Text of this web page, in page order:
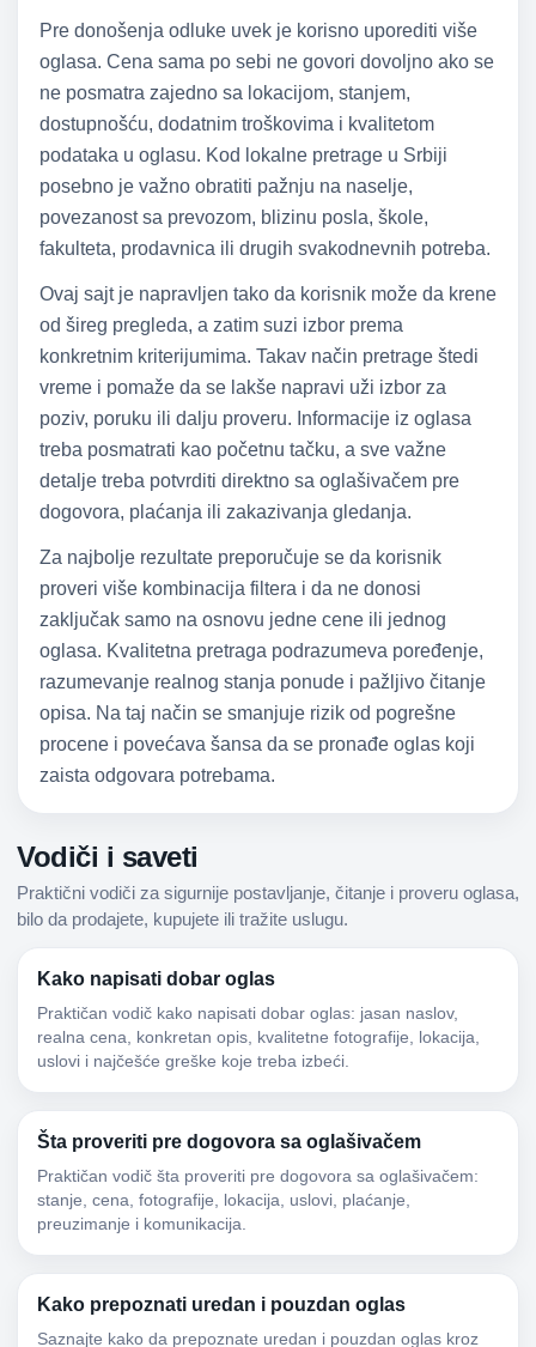
Pre donošenja odluke uvek je korisno uporediti više
oglasa. Cena sama po sebi ne govori dovoljno ako se
ne posmatra zajedno sa lokacijom, stanjem,
dostupnošću, dodatnim troškovima i kvalitetom
podataka u oglasu. Kod lokalne pretrage u Srbiji
posebno je važno obratiti pažnju na naselje,
povezanost sa prevozom, blizinu posla, škole,
fakulteta, prodavnica ili drugih svakodnevnih potreba.
Ovaj sajt je napravljen tako da korisnik može da krene
od šireg pregleda, a zatim suzi izbor prema
konkretnim kriterijumima. Takav način pretrage štedi
vreme i pomaže da se lakše napravi uži izbor za
poziv, poruku ili dalju proveru. Informacije iz oglasa
treba posmatrati kao početnu tačku, a sve važne
detalje treba potvrditi direktno sa oglašivačem pre
dogovora, plaćanja ili zakazivanja gledanja.
Za najbolje rezultate preporučuje se da korisnik
proveri više kombinacija filtera i da ne donosi
zaključak samo na osnovu jedne cene ili jednog
oglasa. Kvalitetna pretraga podrazumeva poređenje,
razumevanje realnog stanja ponude i pažljivo čitanje
opisa. Na taj način se smanjuje rizik od pogrešne
procene i povećava šansa da se pronađe oglas koji
zaista odgovara potrebama.
Vodiči i saveti
Praktični vodiči za sigurnije postavljanje, čitanje i proveru oglasa,
bilo da prodajete, kupujete ili tražite uslugu.
Kako napisati dobar oglas
Praktičan vodič kako napisati dobar oglas: jasan naslov,
realna cena, konkretan opis, kvalitetne fotografije, lokacija,
uslovi i najčešće greške koje treba izbeći.
Šta proveriti pre dogovora sa oglašivačem
Praktičan vodič šta proveriti pre dogovora sa oglašivačem:
stanje, cena, fotografije, lokacija, uslovi, plaćanje,
preuzimanje i komunikacija.
Kako prepoznati uredan i pouzdan oglas
Saznajte kako da prepoznate uredan i pouzdan oglas kroz